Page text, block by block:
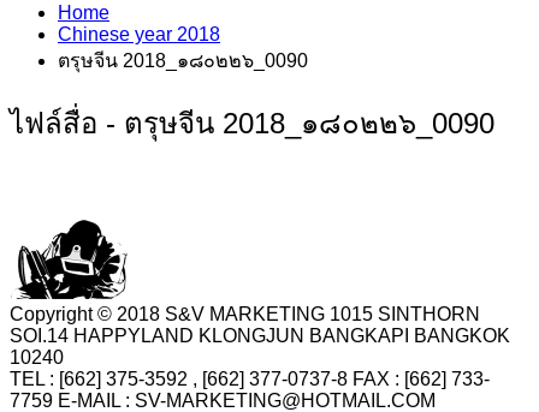
Home
Chinese year 2018
ตรุษจีน 2018_๑๘๐๒๒๖_0090
ไฟล์สื่อ - ตรุษจีน 2018_๑๘๐๒๒๖_0090
Copyright © 2018 S&V MARKETING 1015 SINTHORN
SOI.14 HAPPYLAND KLONGJUN BANGKAPI BANGKOK
10240
TEL : [662] 375-3592 , [662] 377-0737-8 FAX : [662] 733-
7759 E-MAIL : SV-MARKETING@HOTMAIL.COM